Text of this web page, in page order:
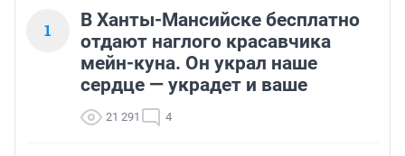
1
В Ханты-Мансийске бесплатно
отдают наглого красавчика
мейн-куна. Он украл наше
сердце — украдет и ваше
21 291 4